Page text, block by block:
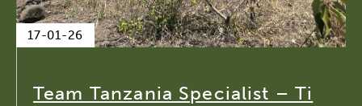
17-01-26
Team Tanzania Specialist – Ti